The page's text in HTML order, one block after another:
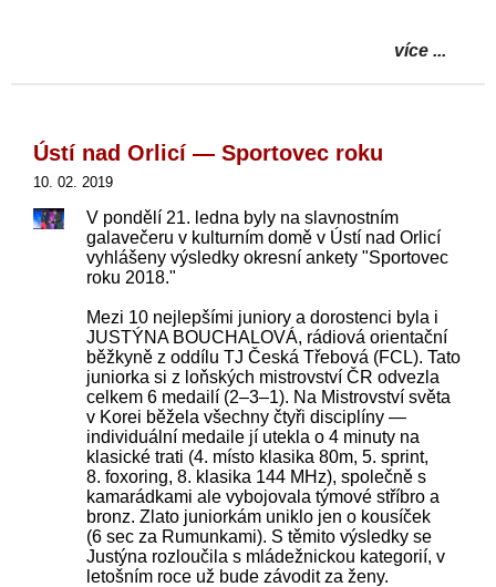
více ...
Ústí nad Orlicí — Sportovec roku
10. 02. 2019
V pondělí 21. ledna byly na slavnostním
galavečeru v kulturním domě v Ústí nad Orlicí
vyhlášeny výsledky okresní ankety "Sportovec
roku 2018."
Mezi 10 nejlepšími juniory a dorostenci byla i
JUSTÝNA BOUCHALOVÁ, rádiová orientační
běžkyně z oddílu TJ Česká Třebová (FCL). Tato
juniorka si z loňských mistrovství ČR odvezla
celkem 6 medailí (2–3–1). Na Mistrovství světa
v Korei běžela všechny čtyři disciplíny —
individuální medaile jí utekla o 4 minuty na
klasické trati (4. místo klasika 80m, 5. sprint,
8. foxoring, 8. klasika 144 MHz), společně s
kamarádkami ale vybojovala týmové stříbro a
bronz. Zlato juniorkám uniklo jen o kousíček
(6 sec za Rumunkami). S těmito výsledky se
Justýna rozloučila s mládežnickou kategorií, v
letošním roce už bude závodit za ženy.